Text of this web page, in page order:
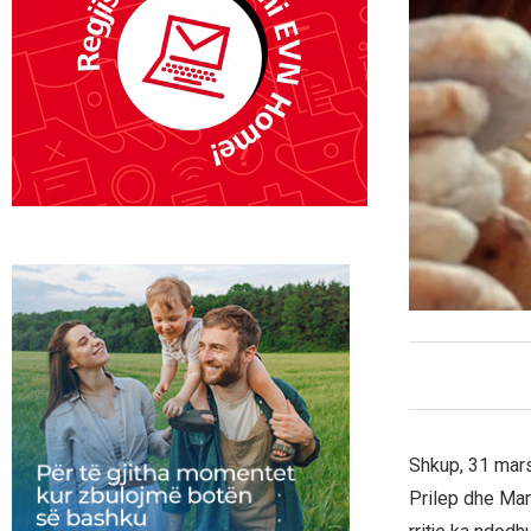
Shkup, 31
Prilep dhe